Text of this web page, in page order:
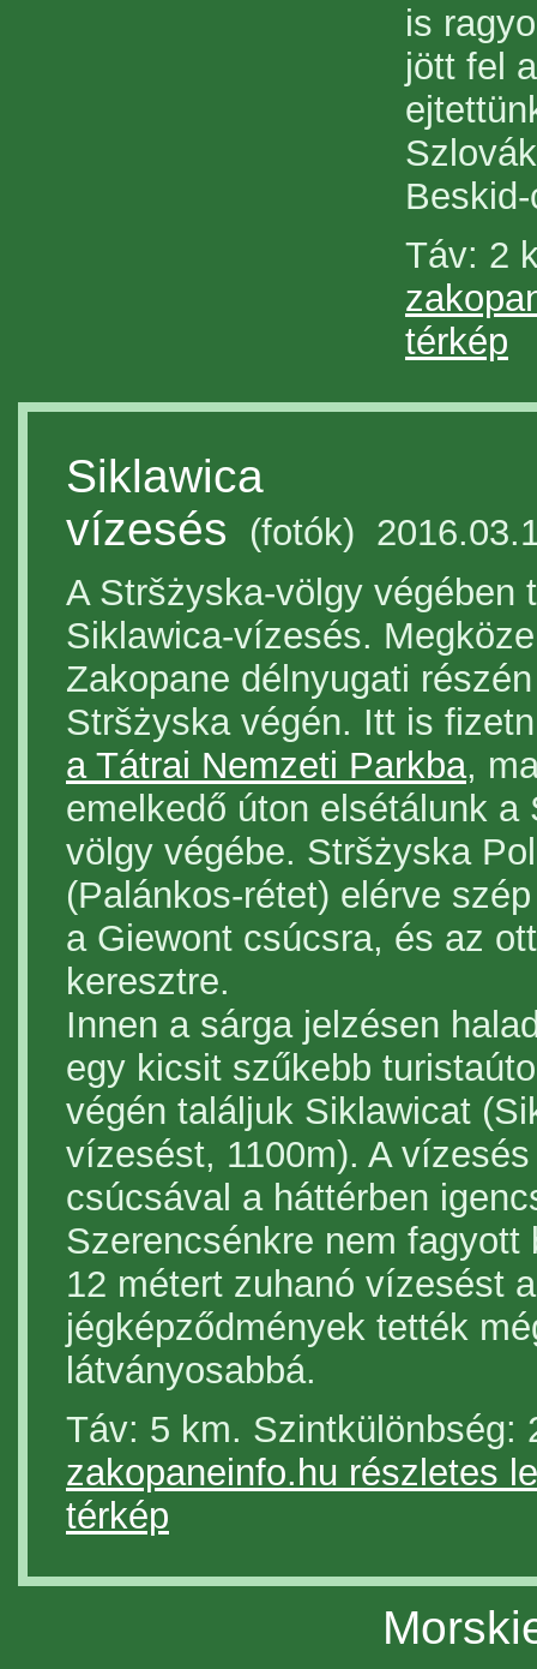
is
jött fel
Táv: 2
térkép
Siklawica
vízesés (fotók)
A Stršżyska-völgy végében
Siklawica-vízesés.
Zakopane délnyugati
Stršżyska végén. Itt is
a Tátrai Nemzeti Parkba,
emelkedő úton elsétálunk a
völgy végébe. Stršżyska
(Palánkos-rétet) elérve
a Giewont csúcsra, és az
keresztre.
Innen a sárga jelzésen
egy kicsit szűkebb
végén találjuk Siklawicat
vízesést, 1100m). A
csúcsával a háttérben
Szerencsénkre nem fagyott
12 métert zuhanó vízesést
jégképződmények tették
látványosabbá.
Táv: 5 km.
zakopaneinfo.hu részletes
térkép